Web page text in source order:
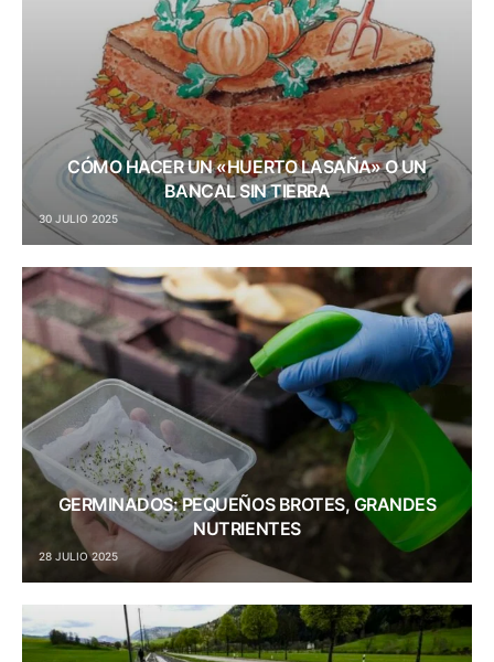
CÓMO HACER UN «HUERTO LASAÑA» O UN
BANCAL SIN TIERRA
30 JULIO 2025
GERMINADOS: PEQUEÑOS BROTES, GRANDES
NUTRIENTES
28 JULIO 2025